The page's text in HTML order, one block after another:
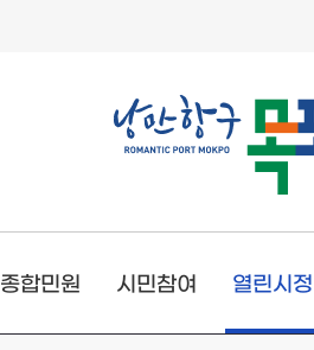
종합민원 시민참여 열린시정